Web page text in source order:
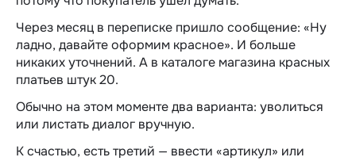
Через месяц в переписке пришло сообщение: «Ну
ладно, давайте оформим красное». И больше
никаких уточнений. А в каталоге магазина красных
платьев штук 20.
Обычно на этом моменте два варианта: уволиться
или листать диалог вручную.
К счастью, есть третий — ввести «артикул» или